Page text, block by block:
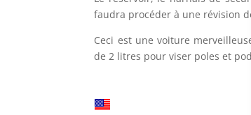
faudra procéder à une révision
Ceci est une voiture
de 2 litres pour viser poles et